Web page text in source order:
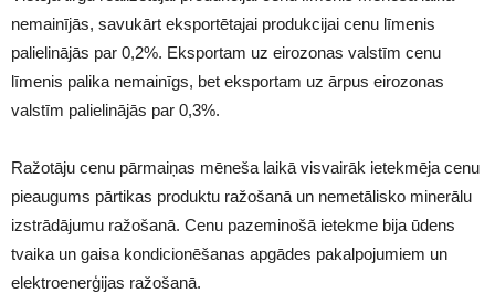
nemainījās, savukārt eksportētajai produkcijai cenu līmenis
palielinājās par 0,2%. Eksportam uz eirozonas valstīm cenu
līmenis palika nemainīgs, bet eksportam uz ārpus eirozonas
valstīm palielinājās par 0,3%.
Ražotāju cenu pārmaiņas mēneša laikā visvairāk ietekmēja cenu
pieaugums pārtikas produktu ražošanā un nemetālisko minerālu
izstrādājumu ražošanā. Cenu pazeminošā ietekme bija ūdens
tvaika un gaisa kondicionēšanas apgādes pakalpojumiem un
elektroenerģijas ražošanā.